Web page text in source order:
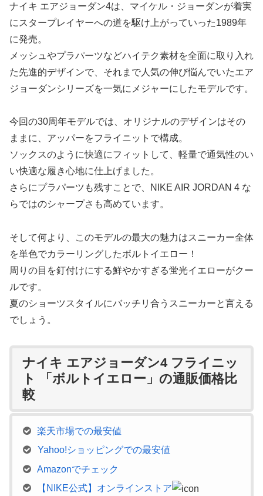
ナイキ エアジョーダン4は、マイケル・ジョーダンが着実
にスタープレイヤーへの道を駆け上がっていった1989年
に発売。
メッシュやプラパーツなどハイテク素材を全面に取り入れ
た先進的デザインで、それまで人気の伸び悩んでいたエア
ジョーダンシリーズを一気にメジャーにしたモデルです。
今回の30周年モデルでは、オリジナルのデザインはその
ままに、アッパーをフライニットで構成。
ソックスのように快適にフィットして、軽量で通気性のい
い快適な履き心地に仕上げました。
さらにプラパーツも残すことで、NIKE AIR JORDAN 4 な
らではのシャープさも高めています。
そして何より、このモデルの最大の魅力はスニーカー全体
を単色でカラーリングしたボルトイエロー！
周りの目を釘付けにする鮮やかすぎる蛍光イエローがクー
ルです。
夏のショーツスタイルにバッチリ合うスニーカーと言える
でしょう。
ナイキ エアジョーダン4 フライニッ
ト 「ボルトイエロー」の通販価格比
較
楽天市場での最安値
Yahoo!ショッピングでの最安値
Amazonでチェック
【NIKE公式】オンラインストア